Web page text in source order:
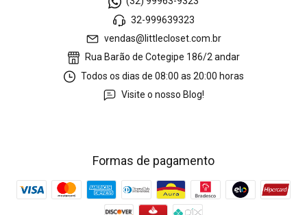
32-999639323
vendas@littlecloset.com.br
Rua Barão de Cotegipe 186/2 andar
Todos os dias de 08:00 as 20:00 horas
Visite o nosso Blog!
Formas de pagamento